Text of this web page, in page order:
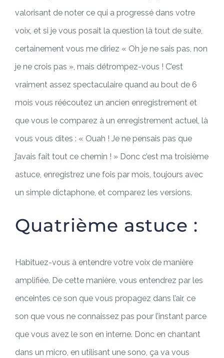
valorisant de noter ce qui a progressé dans votre
voix, et si je vous posait la question là tout de suite,
certainement vous me diriez « Oh je ne sais pas, non
je ne crois pas », mais détrompez-vous ! C’est
vraiment assez spectaculaire quand au bout de 6
mois vous réécoutez un ancien enregistrement et
que vous le comparez à un enregistrement actuel, là
vous vous dites : « Ouah ! Je ne pensais pas que
j’avais fait tout ce chemin ! » Donc c’est ma troisième
astuce, enregistrez une fois par mois, toujours avec
un simple dictaphone, et comparez les versions.
Quatrième astuce :
Habituez-vous à entendre votre voix de manière
amplifiée. De cette manière, vous entendrez par les
enceintes ce son que vous propagez dans l’air, ce
son que vous ne connaissez pas pour l’instant parce
que vous avez le son en interne. Donc en chantant
dans un micro, en utilisant une sono, ça va vous